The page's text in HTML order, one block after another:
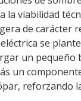
la viabilidad
de carácter
se
un pequeño
un
reforzando